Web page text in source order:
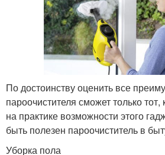
По достоинству оценить все
пароочистителя сможет только
на практике возможности этого
быть полезен пароочиститель в
Уборка пола